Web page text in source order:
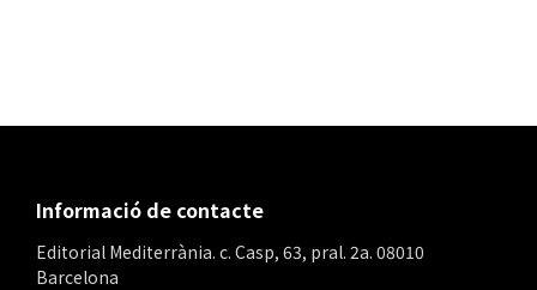
Informació de contacte
Editorial Mediterrània. c. Casp, 63, pral. 2a. 08010
Barcelona